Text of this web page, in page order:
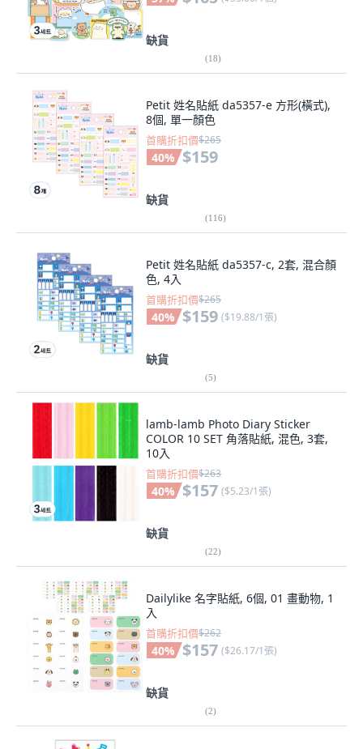
缺貨
(18)
Petit 姓名貼紙 da5357-e 方形(橫式),
8個, 單一顏色
首購折扣價$265
40% $159
缺貨
(116)
Petit 姓名貼紙 da5357-c, 2套, 混合顏
色, 4入
首購折扣價$265
40% $159 ($19.88/1張)
缺貨
(5)
lamb-lamb Photo Diary Sticker
COLOR 10 SET 角落貼紙, 混色, 3套,
10入
首購折扣價$263
40% $157 ($5.23/1張)
缺貨
(22)
Dailylike 名字貼紙, 6個, 01 畫動物, 1
入
首購折扣價$262
40% $157 ($26.17/1張)
缺貨
(2)